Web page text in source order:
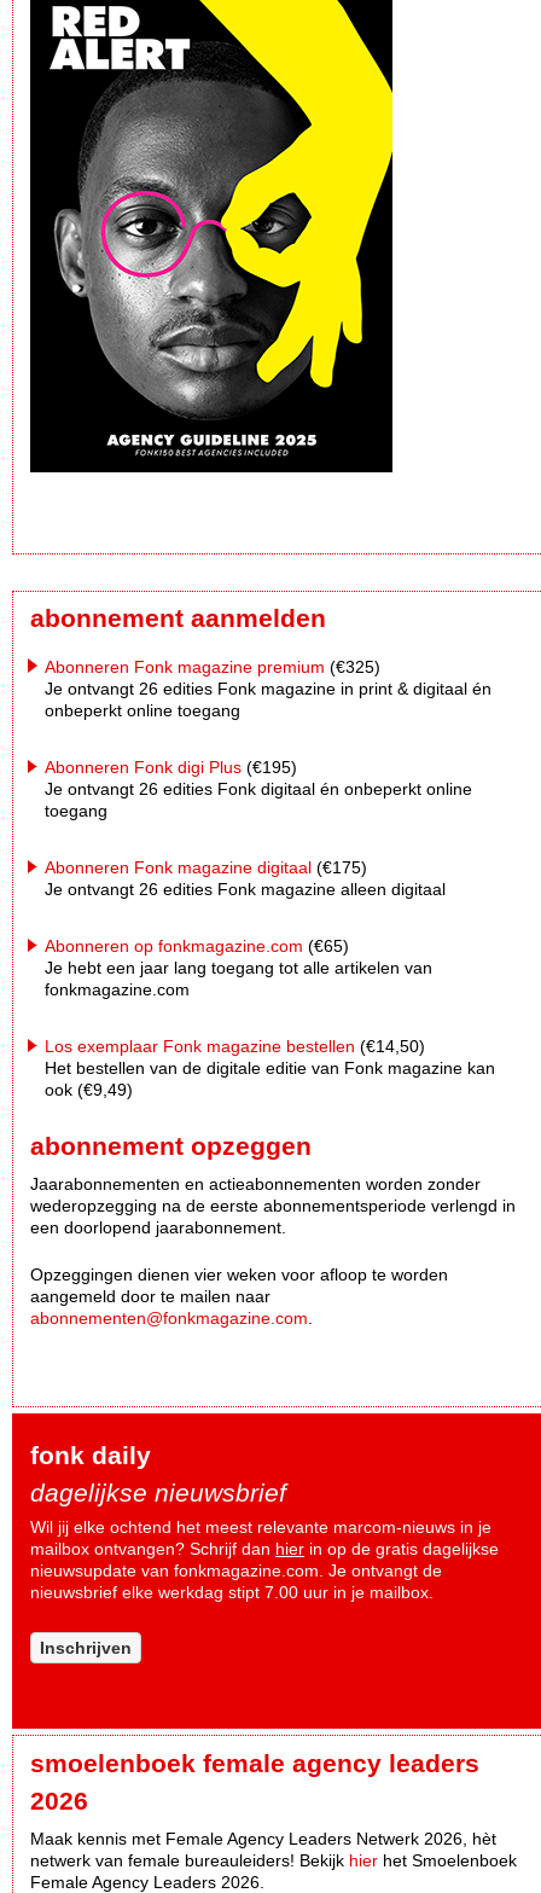
abonnement aanmelden
Abonneren Fonk magazine premium (€325)
Je ontvangt 26 edities Fonk magazine in print & digitaal én
onbeperkt online toegang
Abonneren Fonk digi Plus (€195)
Je ontvangt 26 edities Fonk digitaal én onbeperkt online
toegang
Abonneren Fonk magazine digitaal (€175)
Je ontvangt 26 edities Fonk magazine alleen digitaal
Abonneren op fonkmagazine.com (€65)
Je hebt een jaar lang toegang tot alle artikelen van
fonkmagazine.com
Los exemplaar Fonk magazine bestellen (€14,50)
Het bestellen van de digitale editie van Fonk magazine kan
ook (€9,49)
abonnement opzeggen
Jaarabonnementen en actieabonnementen worden zonder
wederopzegging na de eerste abonnementsperiode verlengd in
een doorlopend jaarabonnement.
Opzeggingen dienen vier weken voor afloop te worden
aangemeld door te mailen naar
abonnementen@fonkmagazine.com.
fonk daily
dagelijkse nieuwsbrief
Wil jij elke ochtend het meest relevante marcom-nieuws in je
mailbox ontvangen? Schrijf dan hier in op de gratis dagelijkse
nieuwsupdate van fonkmagazine.com. Je ontvangt de
nieuwsbrief elke werkdag stipt 7.00 uur in je mailbox.
Inschrijven
smoelenboek female agency leaders
2026
Maak kennis met Female Agency Leaders Netwerk 2026, hèt
netwerk van female bureauleiders! Bekijk hier het Smoelenboek
Female Agency Leaders 2026.